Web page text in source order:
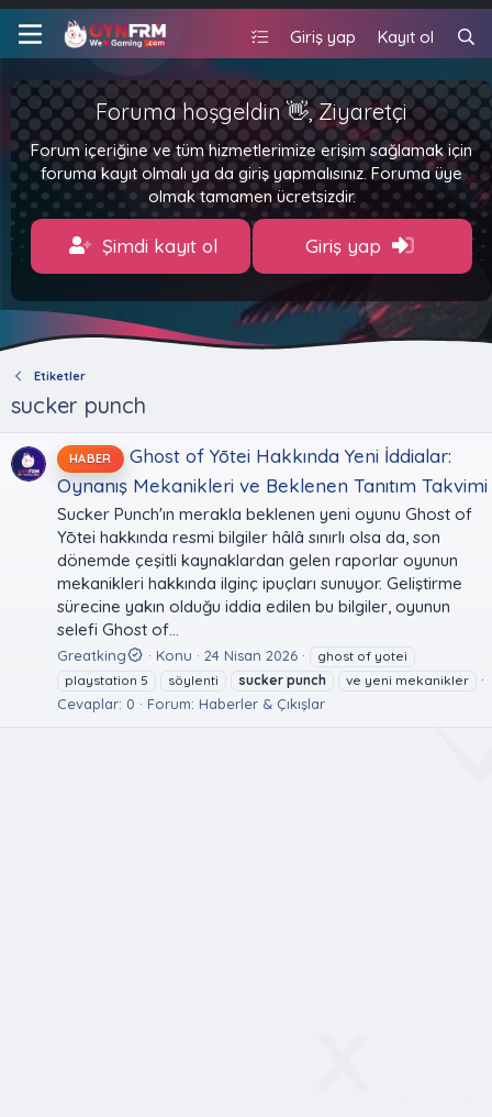
Giriş yap Kayıt ol
Foruma hoşgeldin 👋, Ziyaretçi
Forum içeriğine ve tüm hizmetlerimize erişim sağlamak için
foruma kayıt olmalı ya da giriş yapmalısınız. Foruma üye
olmak tamamen ücretsizdir.
Şimdi kayıt ol Giriş yap
Etiketler
sucker punch
HABER
Ghost of Yōtei Hakkında Yeni İddialar:
Oynanış Mekanikleri ve Beklenen Tanıtım Takvimi
Sucker Punch'ın merakla beklenen yeni oyunu Ghost of
Yōtei hakkında resmi bilgiler hâlâ sınırlı olsa da, son
dönemde çeşitli kaynaklardan gelen raporlar oyunun
mekanikleri hakkında ilginç ipuçları sunuyor. Geliştirme
sürecine yakın olduğu iddia edilen bu bilgiler, oyunun
selefi Ghost of...
Greatking Konu 24 Nisan 2026
ghost of yotei
playstation 5
söylenti sucker punch ve yeni mekanikler
Cevaplar: 0 Forum: Haberler & Çıkışlar